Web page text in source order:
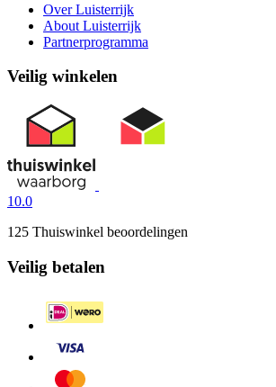
Over Luisterrijk
About Luisterrijk
Partnerprogramma
Veilig winkelen
10.0
125 Thuiswinkel beoordelingen
Veilig betalen